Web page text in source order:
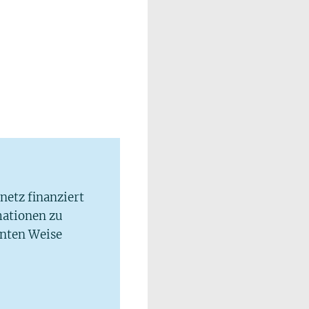
finanziert
zu
Weise